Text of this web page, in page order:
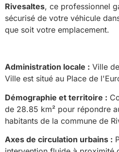
Rivesaltes, ce professionnel
sécurisé de votre véhicule
que soit votre emplacement.
Administration locale : Ville
Ville est situé au Place de
Démographie et territoire :
de 28.85 km² pour répondre
habitants de la commune de
Axes de circulation urbains :